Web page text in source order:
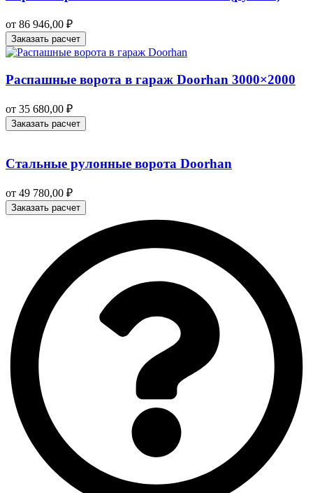
от 86 946,00 ₽
Заказать расчет
Распашные ворота в гараж Doorhan 3000×2000
от 35 680,00 ₽
Заказать расчет
Стальные рулонные ворота Doorhan
от 49 780,00 ₽
Заказать расчет